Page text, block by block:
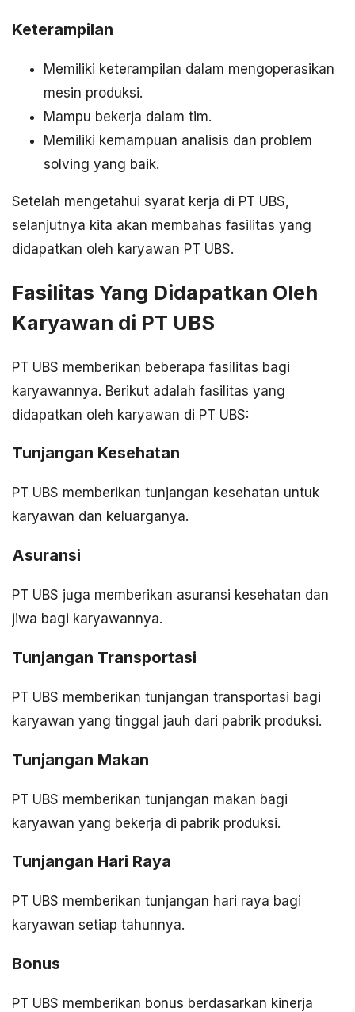
Keterampilan
Memiliki keterampilan dalam mengoperasikan
mesin produksi.
Mampu bekerja dalam tim.
Memiliki kemampuan analisis dan problem
solving yang baik.
Setelah mengetahui syarat kerja di PT UBS,
selanjutnya kita akan membahas fasilitas yang
didapatkan oleh karyawan PT UBS.
Fasilitas Yang Didapatkan Oleh
Karyawan di PT UBS
PT UBS memberikan beberapa fasilitas bagi
karyawannya. Berikut adalah fasilitas yang
didapatkan oleh karyawan di PT UBS:
Tunjangan Kesehatan
PT UBS memberikan tunjangan kesehatan untuk
karyawan dan keluarganya.
Asuransi
PT UBS juga memberikan asuransi kesehatan dan
jiwa bagi karyawannya.
Tunjangan Transportasi
PT UBS memberikan tunjangan transportasi bagi
karyawan yang tinggal jauh dari pabrik produksi.
Tunjangan Makan
PT UBS memberikan tunjangan makan bagi
karyawan yang bekerja di pabrik produksi.
Tunjangan Hari Raya
PT UBS memberikan tunjangan hari raya bagi
karyawan setiap tahunnya.
Bonus
PT UBS memberikan bonus berdasarkan kinerja